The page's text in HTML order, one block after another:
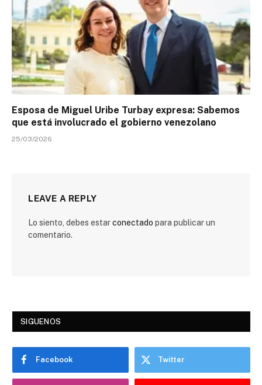
Esposa de Miguel Uribe Turbay expresa: Sabemos
que está involucrado el gobierno venezolano
25/03/2026
LEAVE A REPLY
Lo siento, debes estarconectado para publicar un
comentario.
SIGUENOS
Facebook Twitter